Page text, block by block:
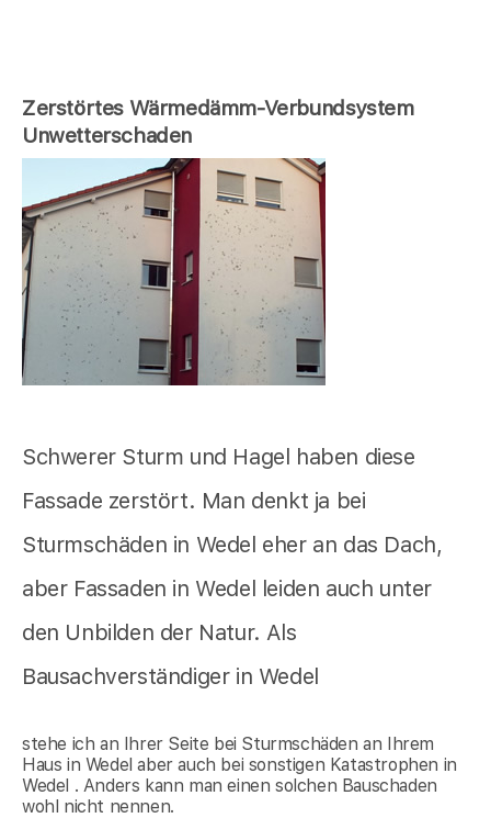
Zerstörtes Wärmedämm-Verbundsystem
Unwetterschaden
Schwerer Sturm und Hagel haben diese
Fassade zerstört. Man denkt ja bei
Sturmschäden in Wedel eher an das Dach,
aber Fassaden in Wedel leiden auch unter
den Unbilden der Natur. Als
Bausachverständiger in Wedel
stehe ich an Ihrer Seite bei Sturmschäden an Ihrem
Haus in Wedel aber auch bei sonstigen Katastrophen in
Wedel . Anders kann man einen solchen Bauschaden
wohl nicht nennen.